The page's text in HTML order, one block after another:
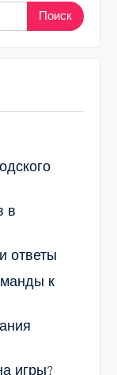
в
ответы
к
игры?